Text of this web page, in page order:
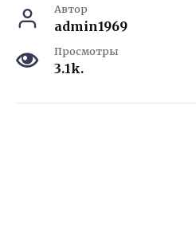
Автор
admin1969
Просмотры
3.1k.